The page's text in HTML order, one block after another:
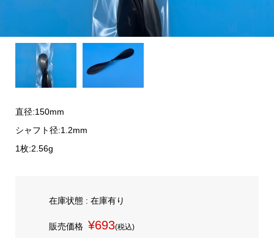
直径:150mm
シャフト径:1.2mm
1枚:2.56g
在庫状態 : 在庫有り
販売価格 ¥693(税込)